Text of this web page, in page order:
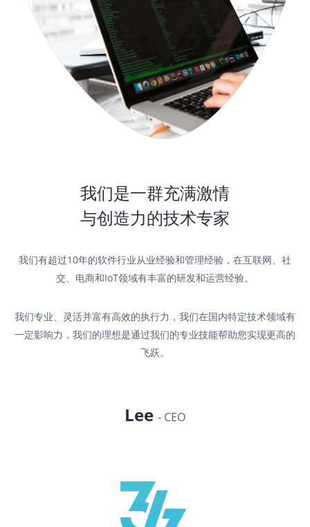
我们是一群充满激情
与创造力的技术专家
我们有超过10年的软件行业从业经验和管理经验，在互联网、社
交、电商和IoT领域有丰富的研发和运营经验。
我们专业、灵活并富有高效的执行力，我们在国内特定技术领域有
一定影响力，我们的理想是通过我们的专业技能帮助您实现更高的
飞跃。
Lee - CEO